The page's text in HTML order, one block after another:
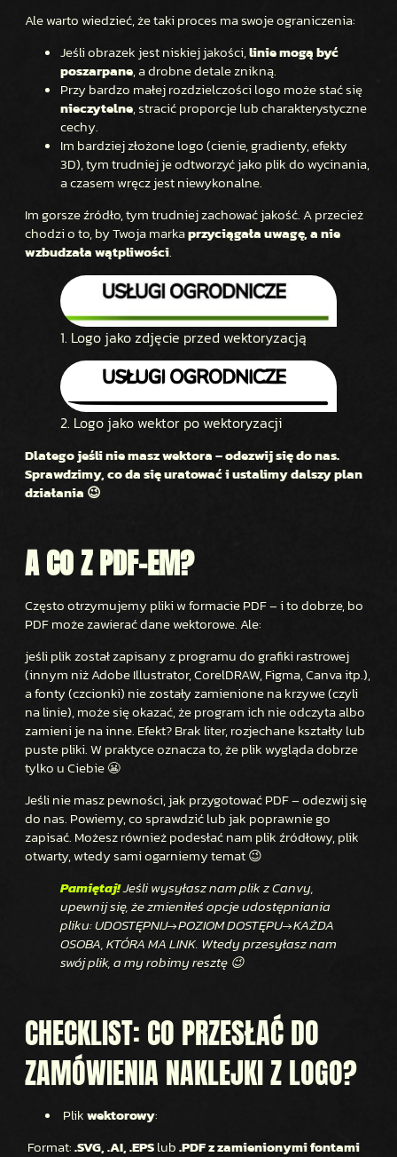
Ale warto wiedzieć, że taki proces ma swoje ograniczenia:
Jeśli obrazek jest niskiej jakości,linie mogą być
poszarpane, a drobne detale znikną.
Przy bardzo małej rozdzielczości logo może stać się
nieczytelne, stracić proporcje lub charakterystyczne
cechy.
Im bardziej złożone logo (cienie, gradienty, efekty
3D), tym trudniej je odtworzyć jako plik do wycinania,
a czasem wręcz jest niewykonalne.
Im gorsze źródło, tym trudniej zachować jakość. A przecież
chodzi o to, by Twoja markaprzyciągała uwagę, a nie
wzbudzała wątpliwości.
1. Logo jako zdjęcie przed wektoryzacją
2. Logo jako wektor po wektoryzacji
Dlatego jeśli nie masz wektora – odezwij się do nas.
Sprawdzimy, co da się uratować i ustalimy dalszy plan
działania 😉
A CO Z PDF-EM?
Często otrzymujemy pliki w formacie PDF – i to dobrze, bo
PDF może zawierać dane wektorowe. Ale:
jeśli plik został zapisany z programu do grafiki rastrowej
(innym niż Adobe Illustrator, CorelDRAW, Figma, Canva itp.),
a fonty (czcionki) nie zostały zamienione na krzywe (czyli
na linie), może się okazać, że program ich nie odczyta albo
zamieni je na inne. Efekt? Brak liter, rozjechane kształty lub
puste pliki. W praktyce oznacza to, że plik wygląda dobrze
tylko u Ciebie 😬
Jeśli nie masz pewności, jak przygotować PDF – odezwij się
do nas. Powiemy, co sprawdzić lub jak poprawnie go
zapisać. Możesz również podesłać nam plik źródłowy, plik
otwarty, wtedy sami ogarniemy temat 😉
Pamiętaj!Jeśli wysyłasz nam plik z Canvy,
upewnij się, że zmieniłeś opcje udostępniania
pliku: UDOSTĘPNIJ→POZIOM DOSTĘPU→KAŻDA
OSOBA, KTÓRA MA LINK. Wtedy przesyłasz nam
swój plik, a my robimy resztę 😉
CHECKLIST: CO PRZESŁAĆ DO
ZAMÓWIENIA NAKLEJKI Z LOGO?
Plikwektorowy:
Format:.SVG, .AI, .EPSlub.PDF z zamienionymi fontami